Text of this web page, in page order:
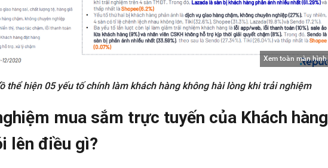
Xem toàn màn hình
thể hiện 05 yếu tố chính làm khách hàng không hài lòng khi trảinghiệm
mua sắm trực tuyến của Khách hàng
lên điều gì?